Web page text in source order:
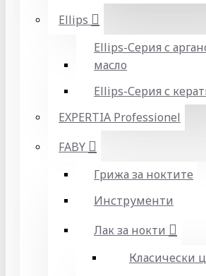
Ellips
Ellips-Серия с
масло
Ellips-Серия с
EXPERTIA Professionel
FABY
Грижа за ноктите
Инструменти
Лак за нокти
Класически